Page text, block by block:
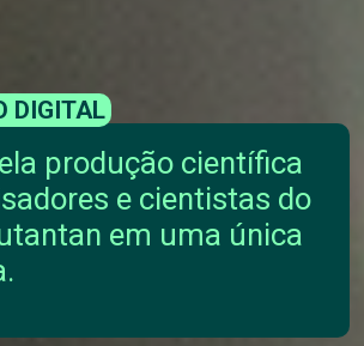
DIGITAL
produção científica
e cientistas do
em uma única